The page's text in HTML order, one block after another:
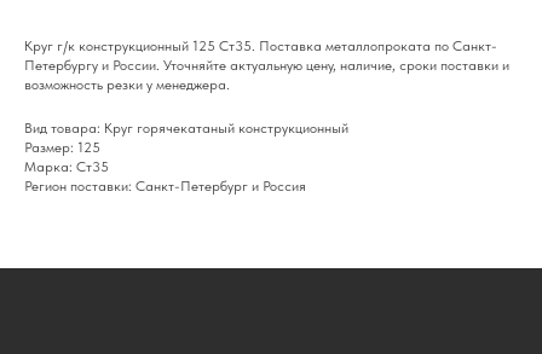
Круг г/к конструкционный 125 Ст35. Поставка металлопроката по Санкт-
Петербургу и России. Уточняйте актуальную цену, наличие, сроки поставки и
возможность резки у менеджера.
Вид товара: Круг горячекатаный конструкционный
Размер: 125
Марка: Ст35
Регион поставки: Санкт-Петербург и Россия